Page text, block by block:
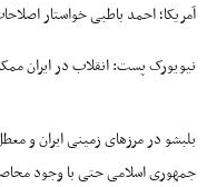
آمریکا؛ احمد باطبی خواستار
نیویورک پست: انقلاب در ایران
بلبشو در مرزهای زمینی ایران و
جمهوری اسلامی حتی با وجود